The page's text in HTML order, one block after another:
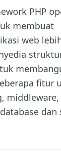
PHP
membuat
web
fitur
middleware,
dan